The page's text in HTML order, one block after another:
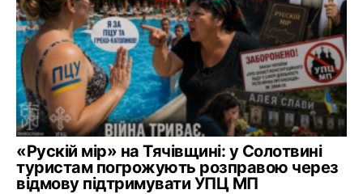
«Рускій мір» на Тячівщині: у Солотвині
туристам погрожують розправою через
відмову підтримувати УПЦ МП